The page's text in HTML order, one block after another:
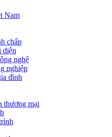
Nam
chấp
diện
nghệ
nghiệp
đình
thương mại